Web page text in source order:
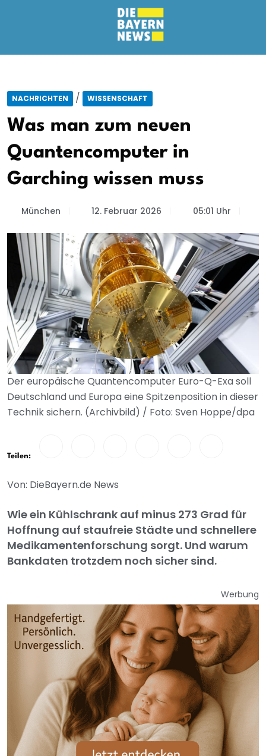
NACHRICHTEN / WISSENSCHAFT
Was man zum neuen
Quantencomputer in
Garching wissen muss
München 12. Februar 2026 05:01 Uhr
Der europäische Quantencomputer Euro-Q-Exa soll
Deutschland und Europa eine Spitzenposition in dieser
Technik sichern. (Archivbild) / Foto: Sven Hoppe/dpa
Teilen:
Von: DieBayern.de News
Wie ein Kühlschrank auf minus 273 Grad für
Hoffnung auf staufreie Städte und schnellere
Medikamentenforschung sorgt. Und warum
Bankdaten trotzdem noch sicher sind.
Werbung